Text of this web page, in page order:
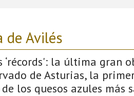
de Avilés
la última gran
de Asturias, la
los quesos azules más